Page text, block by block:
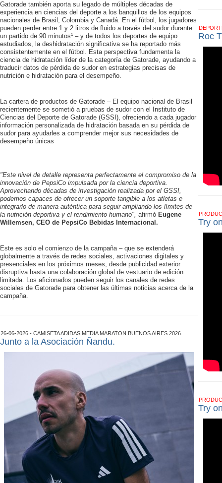
Gatorade también aporta su legado de múltiples décadas de
experiencia en ciencias del deporte a los banquillos de los equipos
nacionales de Brasil, Colombia y Canadá. En el fútbol, los jugadores
pueden perder entre 1 y 2 litros de fluido a través del sudor durante
un partido de 90 minutos¹ – y de todos los deportes de equipo
estudiados, la deshidratación significativa se ha reportado más
consistentemente en el fútbol. Esta perspectiva fundamenta la
ciencia de hidratación líder de la categoría de Gatorade, ayudando a
traducir datos de pérdida de sudor en estrategias precisas de
nutrición e hidratación para el desempeño.
La cartera de productos de Gatorade – El equipo nacional de Brasil
recientemente se sometió a pruebas de sudor con el Instituto de
Ciencias del Deporte de Gatorade (GSSI), ofreciendo a cada jugador
información personalizada de hidratación basada en su pérdida de
sudor para ayudarles a comprender mejor sus necesidades de
desempeño únicas
"Este nivel de detalle representa perfectamente el compromiso de la
innovación de PepsiCo impulsada por la ciencia deportiva.
Aprovechando décadas de investigación realizada por el GSSI,
podemos capaces de ofrecer un soporte tangible a los atletas e
integrarlo de manera auténtica para seguir ampliando los límites de
la nutrición deportiva y el rendimiento humano", afirmó Eugene
Willemsen, CEO de PepsiCo Bebidas Internacional.
Este es solo el comienzo de la campaña – que se extenderá
globalmente a través de redes sociales, activaciones digitales y
presenciales en los próximos meses, desde publicidad exterior
disruptiva hasta una colaboración global de vestuario de edición
limitada. Los aficionados pueden seguir los canales de redes
sociales de Gatorade para obtener las últimas noticias acerca de la
campaña.
26-06-2026 - CAMISETA ADIDAS MEDIA MARATON BUENOS AIRES 2026.
Junto a la Asociación Ñandu.
Roc
Try
Try